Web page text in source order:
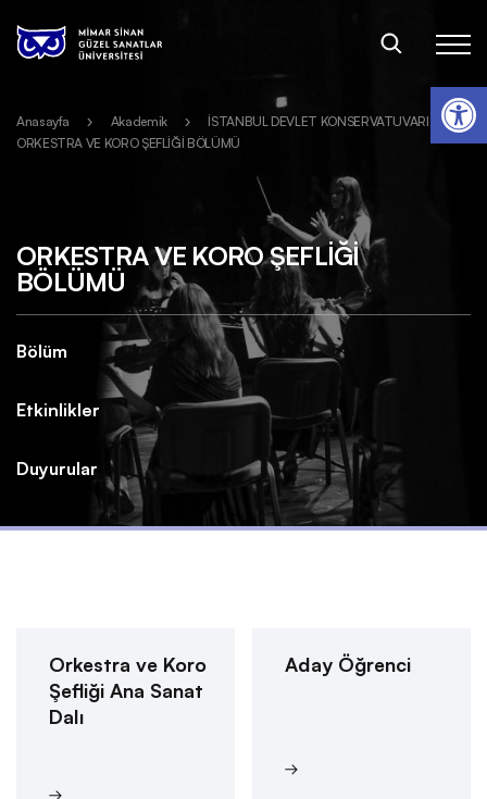
Anasayfa Akademik
İSTANBUL DEVLET KONSERVATUVARI
ORKESTRA VE KORO ŞEFLİĞİ BÖLÜMÜ
ORKESTRA VE KORO ŞEFLİĞİ
BÖLÜMÜ
Bölüm
Etkinlikler
Duyurular
Orkestra ve Koro
Şefliği Ana Sanat
Dalı
Aday Öğrenci